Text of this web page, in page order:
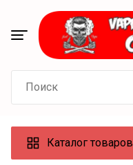
content
for:
Каталог товаров